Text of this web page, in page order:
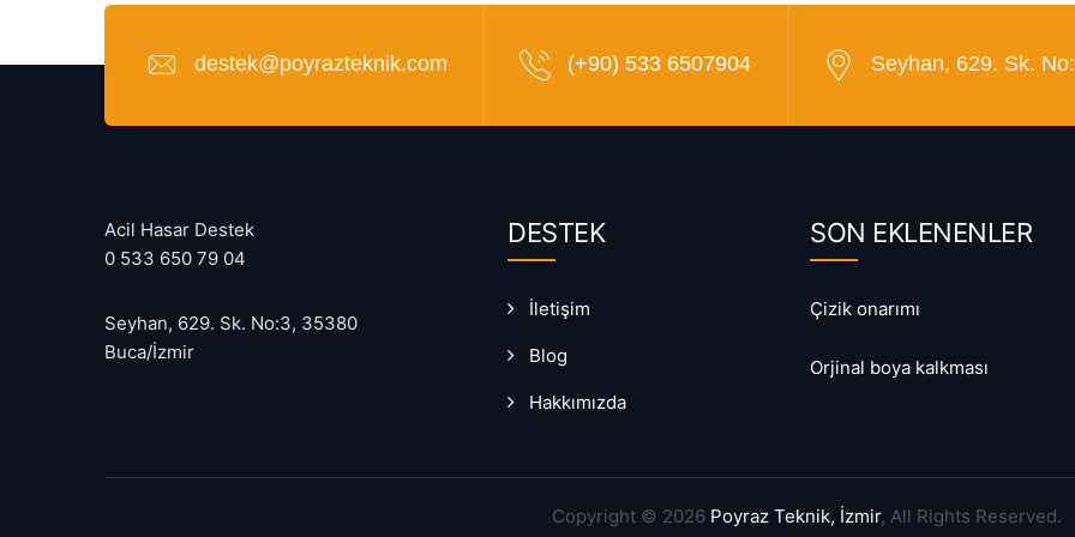
destek@poyrazteknik.com (+90) 533 6507904 Seyhan, 629. Sk.
Acil Hasar Destek
0 533 650 79 04
Seyhan, 629. Sk. No:3, 35380
Buca/İzmir
DESTEK
İletişim
Blog
Hakkımızda
SON EKLENENLER
Çizik onarımı
Orjinal boya kalkması
Copyright © 2026 Poyraz Teknik, İzmir, All Rights Reserved.